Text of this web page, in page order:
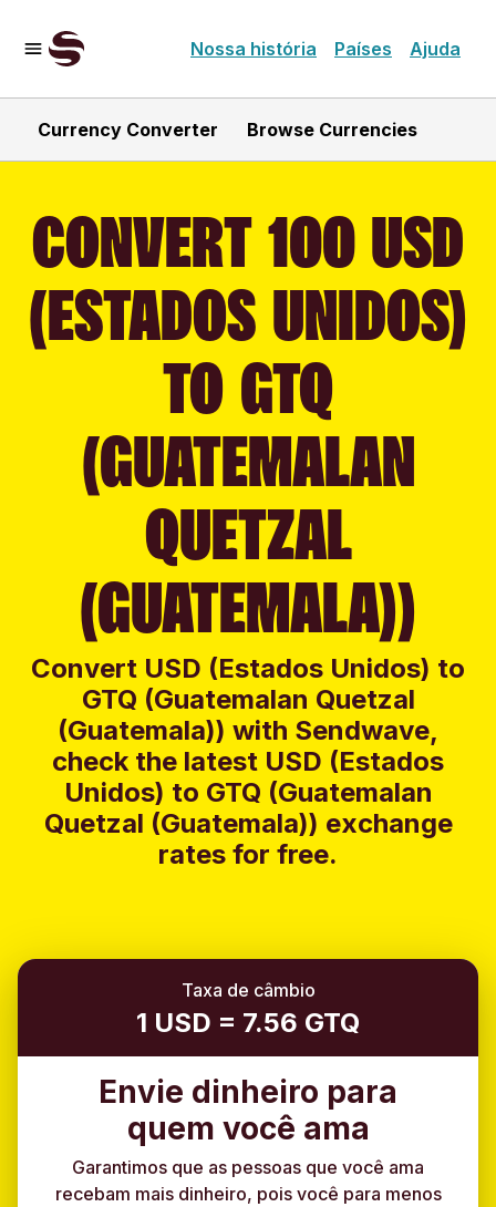
Nossa história Países Ajuda
Currency Converter Browse Currencies
CONVERT 100 USD
(ESTADOS UNIDOS)
TO GTQ
(GUATEMALAN
QUETZAL
(GUATEMALA))
Convert USD (Estados Unidos) to
GTQ (Guatemalan Quetzal
(Guatemala)) with Sendwave,
check the latest USD (Estados
Unidos) to GTQ (Guatemalan
Quetzal (Guatemala)) exchange
rates for free.
Taxa de câmbio
1 USD = 7.56 GTQ
Envie dinheiro para
quem você ama
Garantimos que as pessoas que você ama
recebam mais dinheiro, pois você para menos